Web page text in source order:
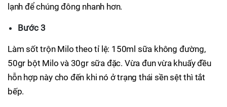
lạnh để chúng đông nhanh hơn.
Bước 3
Làm sốt trộn Milo theo tỉ lệ: 150ml sữa không đường,
50gr bột Milo và 30gr sữa đặc. Vừa đun vừa khuấy đều
hỗn hợp này cho đến khi nó ở trạng thái sền sệt thì tắt
bếp.